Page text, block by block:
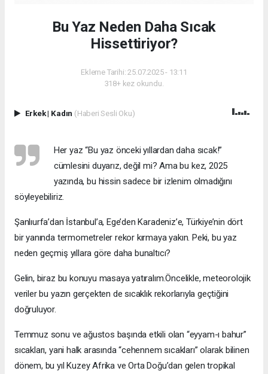
Bu Yaz Neden Daha Sıcak
Hissettiriyor?
Ekleme Tarihi: 25.07.2025 - 13:11
318+ kez okundu.
Erkek| Kadın (Haberi Sesli Oku)
Her yaz “Bu yaz önceki yıllardan daha sıcak!”
cümlesini duyarız, değil mi? Ama bu kez, 2025
yazında, bu hissin sadece bir izlenim olmadığını
söyleyebiliriz.
Şanlıurfa’dan İstanbul’a, Ege’den Karadeniz’e, Türkiye’nin dört
bir yanında termometreler rekor kırmaya yakın. Peki, bu yaz
neden geçmiş yıllara göre daha bunaltıcı?
Gelin, biraz bu konuyu masaya yatıralım.Öncelikle, meteorolojik
veriler bu yazın gerçekten de sıcaklık rekorlarıyla geçtiğini
doğruluyor.
Temmuz sonu ve ağustos başında etkili olan “eyyam-ı bahur”
sıcakları, yani halk arasında “cehennem sıcakları” olarak bilinen
dönem, bu yıl Kuzey Afrika ve Orta Doğu’dan gelen tropikal